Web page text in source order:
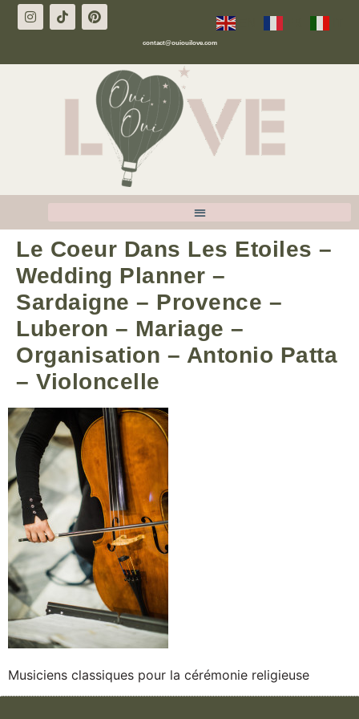
contact@ouiouilove.com
Le Coeur Dans Les Etoiles –
Wedding Planner –
Sardaigne – Provence –
Luberon – Mariage –
Organisation – Antonio Patta
– Violoncelle
Musiciens classiques pour la cérémonie religieuse